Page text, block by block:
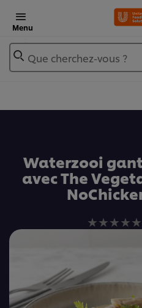
Menu
Que cherchez-vous ?
Waterzooi
avec The